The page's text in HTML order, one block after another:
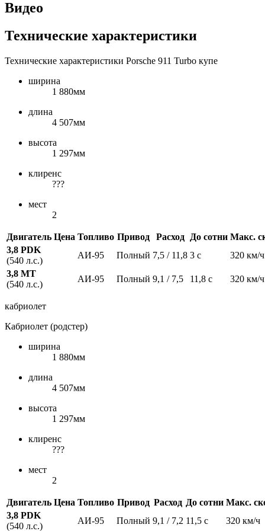
Видео
Технические характеристики
Технические характеристики Porsche 911 Turbo купе
ширина
1 880мм
длина
4 507мм
высота
1 297мм
клиренс
???
мест
2
Двигатель Цена Топливо Привод Расход До сотни Макс.
3,8 PDK
(540 л.с.)
АИ-95 Полный 7,5 / 11,8 3 с
320 км/ч
3,8 МТ
(540 л.с.)
АИ-95 Полный 9,1 / 7,5 11,8 с 320 км/ч
кабриолет
Кабриолет (родстер)
ширина
1 880мм
длина
4 507мм
высота
1 297мм
клиренс
???
мест
2
Двигатель Цена Топливо Привод Расход До сотни Макс.
3,8 PDK
(540 л.с.)
АИ-95 Полный 9,1 / 7,2 11,5 с
320 км/ч